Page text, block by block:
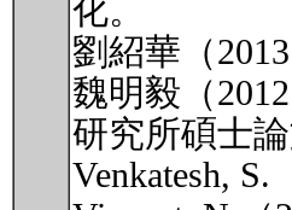
化。
劉紹華（
魏明毅（
研究所碩士論
Venkatesh,